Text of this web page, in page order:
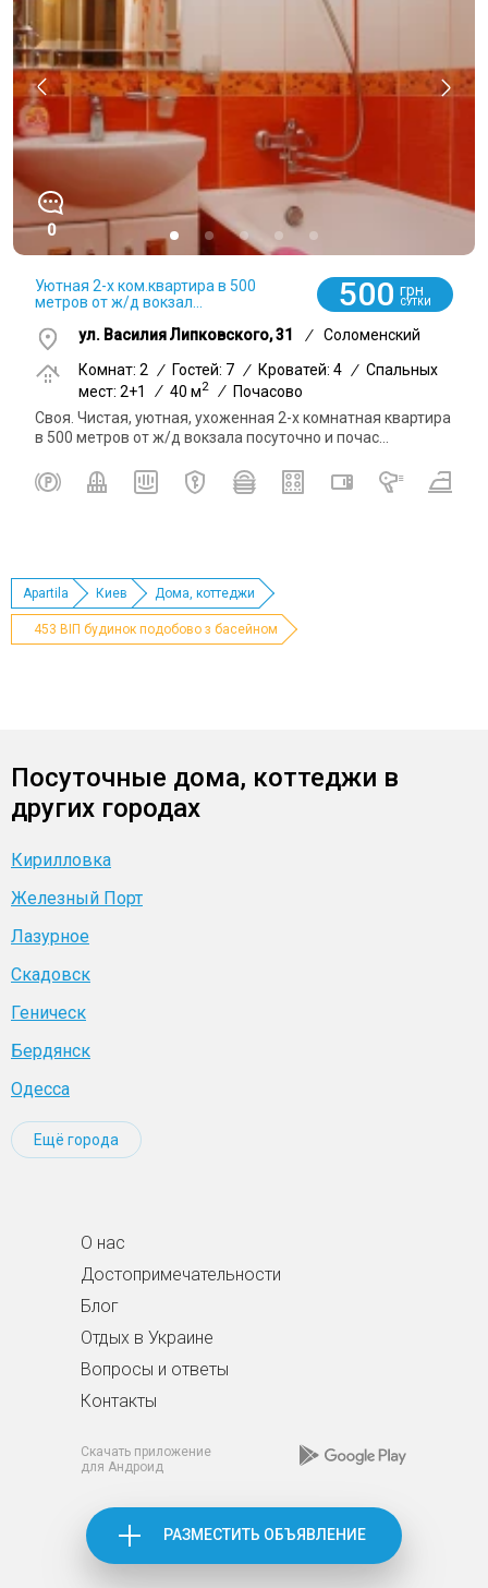
0
Уютная 2-х ком.квартира в 500
метров от ж/д вокзал...
500 грн
СУТКИ
ул. Василия Липковского, 31 /
Соломенский
Комнат: 2
/ Гостей: 7 / Кроватей: 4 / Спальных
мест: 2+1
/ 40 м2 / Почасово
Своя. Чистая, уютная, ухоженная 2-х комнатная квартира
в 500 метров от ж/д вокзала посуточно и почас...
Apartila Киев Дома, коттеджи
453 ВІП будинок подобово з басейном
Посуточные дома, коттеджи в
других городах
Кирилловка
Железный Порт
Лазурное
Скадовск
Геническ
Бердянск
Одесса
Ещё города
О нас
Достопримечательности
Блог
Отдых в Украине
Вопросы и ответы
Контакты
Скачать приложение
для Андроид
РАЗМЕСТИТЬ ОБЪЯВЛЕНИЕ